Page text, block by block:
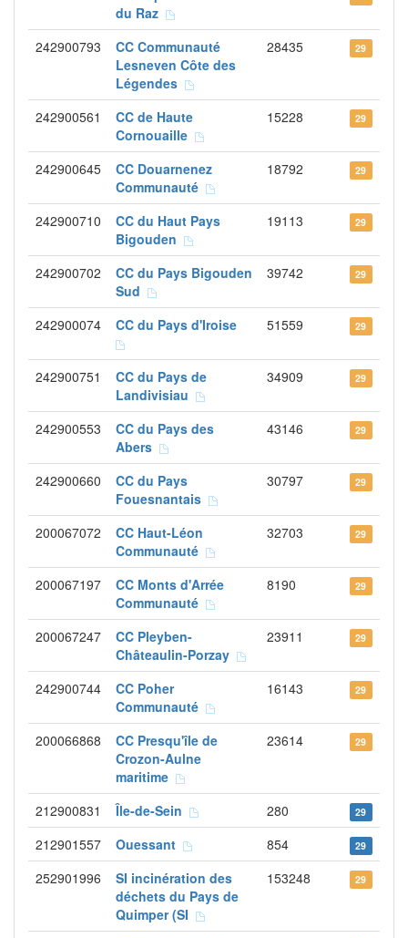
du Raz
242900793
CC Communauté
Lesneven Côte des
Légendes
28435 29
242900561
CC de Haute
Cornouaille
15228 29
242900645
CC Douarnenez
Communauté
18792 29
242900710
CC du Haut Pays
Bigouden
19113 29
242900702
CC du Pays Bigouden
Sud
39742 29
242900074 CC du Pays d'Iroise 51559 29
242900751
CC du Pays de
Landivisiau
34909 29
242900553
CC du Pays des
Abers
43146 29
242900660
CC du Pays
Fouesnantais
30797 29
200067072
CC Haut-Léon
Communauté
32703 29
200067197
CC Monts d'Arrée
Communauté
8190 29
200067247
CC Pleyben-
Châteaulin-Porzay
23911 29
242900744
CC Poher
Communauté
16143 29
200066868
CC Presqu'île de
Crozon-Aulne
maritime
23614 29
212900831 Île-de-Sein 280 29
212901557 Ouessant 854 29
252901996
SI incinération des
déchets du Pays de
Quimper (SI
153248 29